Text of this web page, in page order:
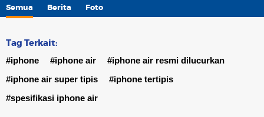
Semua Berita Foto
Tag Terkait:
#iphone #iphone air
#iphone air resmi dilucurkan
#iphone air super tipis
#iphone tertipis
#spesifikasi iphone air